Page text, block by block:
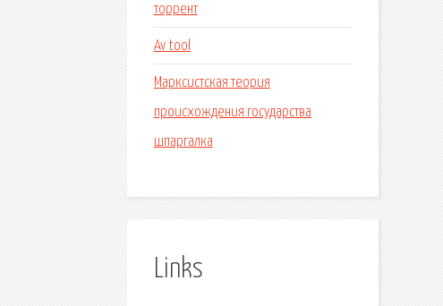
торрент
Av tool
Марксистская теория
происхождения государства
шпаргалка
Links